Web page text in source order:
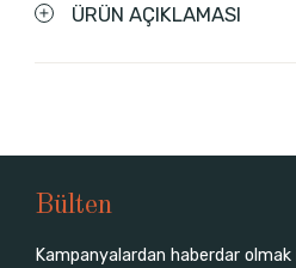
ÜRÜN AÇIKLAMASI
Bülten
Kampanyalardan haberdar olmak